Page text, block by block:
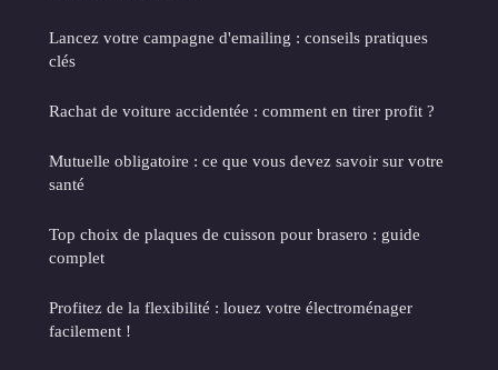
Lancez votre campagne d'emailing : conseils pratiques
clés
Rachat de voiture accidentée : comment en tirer profit ?
Mutuelle obligatoire : ce que vous devez savoir sur votre
santé
Top choix de plaques de cuisson pour brasero : guide
complet
Profitez de la flexibilité : louez votre électroménager
facilement !